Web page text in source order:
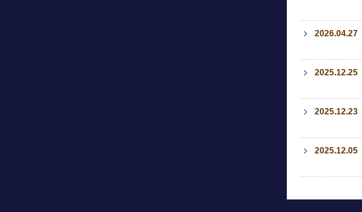
2026.04.27
2025.12.25
2025.12.23
2025.12.05